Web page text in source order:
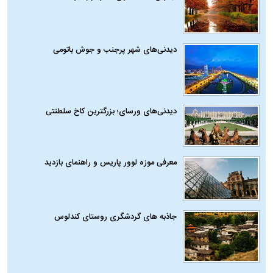
دیدنی‌های شهر پرجنب و جوش باتومی
دیدنی‌های ورسای؛ بزرگترین کاخ سلطنتی
معرفی موزه لوور پاریس و راهنمای بازدید
جاذبه های گردشگری روستای کندلوس